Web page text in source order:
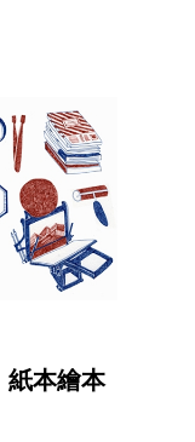
紙本繪本